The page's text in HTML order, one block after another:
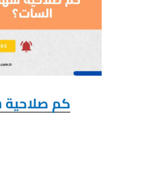
كم صلاحية